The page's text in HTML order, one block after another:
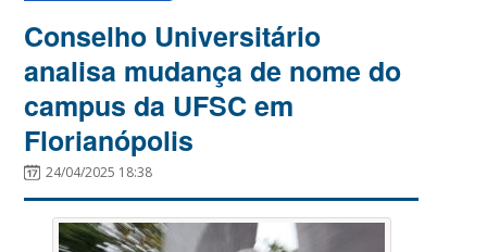
Conselho Universitário
analisa mudança de nome do
campus da UFSC em
Florianópolis
24/04/2025 18:38